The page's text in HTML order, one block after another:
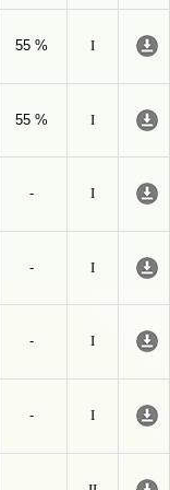
55 %
I
55 %
I
-
I
-
I
-
I
-
I